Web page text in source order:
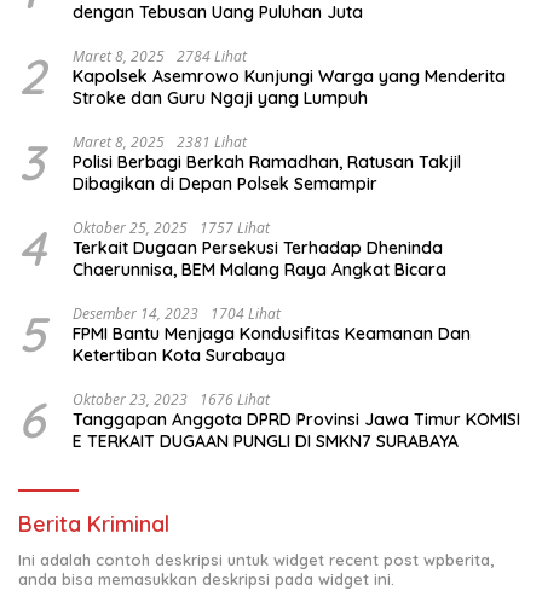
dengan Tebusan Uang Puluhan Juta
2 Maret 8, 2025 2784 Lihat
Kapolsek Asemrowo Kunjungi Warga yang Menderita
Stroke dan Guru Ngaji yang Lumpuh
3 Maret 8, 2025 2381 Lihat
Polisi Berbagi Berkah Ramadhan, Ratusan Takjil
Dibagikan di Depan Polsek Semampir
4 Oktober 25, 2025 1757 Lihat
Terkait Dugaan Persekusi Terhadap Dheninda
Chaerunnisa, BEM Malang Raya Angkat Bicara
5 Desember 14, 2023 1704 Lihat
FPMI Bantu Menjaga Kondusifitas Keamanan Dan
Ketertiban Kota Surabaya
6 Oktober 23, 2023 1676 Lihat
Tanggapan Anggota DPRD Provinsi Jawa Timur KOMISI
E TERKAIT DUGAAN PUNGLI DI SMKN7 SURABAYA
Berita Kriminal
Ini adalah contoh deskripsi untuk widget recent post wpberita,
anda bisa memasukkan deskripsi pada widget ini.